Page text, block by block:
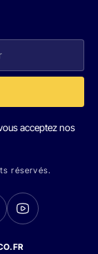
acceptez nos
réservés.